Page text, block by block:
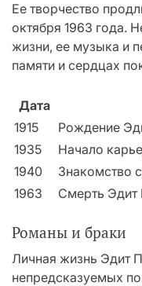
Ее творчество
октября 1963 года.
жизни, ее музыка и
памяти и сердцах
Дата
1915
Рождение
1935
Начало
1940
Знакомство
1963
Смерть Эдит
Романы и браки
Личная жизнь Эдит
непредсказуемых